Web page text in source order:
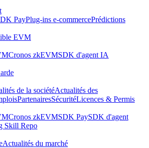
PayPlug-ins e-commercePrédictions
EVM
Cronos zkEVMSDK d'agent IA
de la sociétéActualités des
PartenairesSécuritéLicences & Permis
Cronos zkEVMSDK PaySDK d'agent
Skill Repo
Actualités du marché